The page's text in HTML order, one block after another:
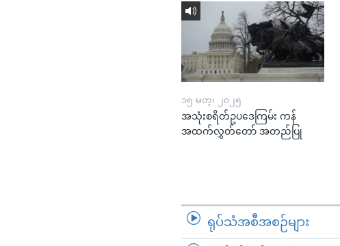
၁၅ မတ္၊ ၂၀၂၅
အသုံးစရိတ်ဥပဒေကြမ်း ကန်
အထက်လွှတ်တော် အတည်ပြု
ရုပ်သံအစီအစဉ်များ